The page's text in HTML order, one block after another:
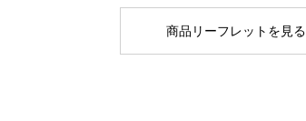
商品リーフレットを見る